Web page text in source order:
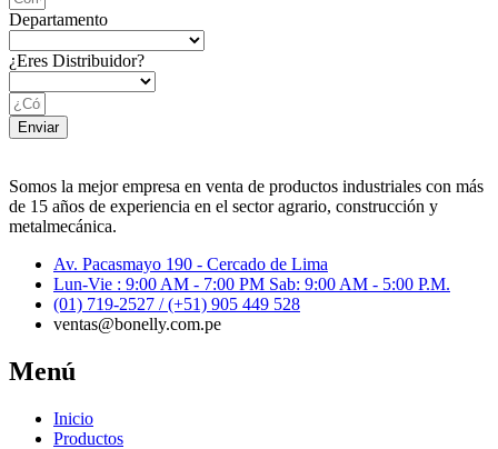
Departamento
¿Eres Distribuidor?
Enviar
Somos la mejor empresa en venta de productos industriales con más
de 15 años de experiencia en el sector agrario, construcción y
metalmecánica.
Av. Pacasmayo 190 - Cercado de Lima
Lun-Vie : 9:00 AM - 7:00 PM Sab: 9:00 AM - 5:00 P.M.
(01) 719-2527 / (+51) 905 449 528
ventas@bonelly.com.pe
Menú
Inicio
Productos